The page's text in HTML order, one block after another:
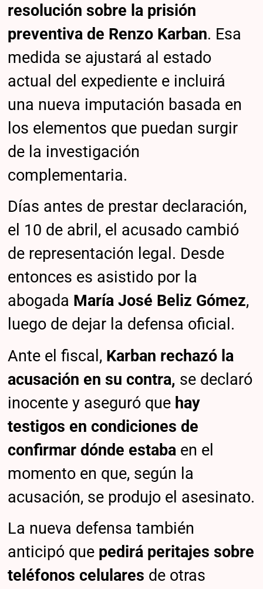
resolución sobre la prisión
preventiva de Renzo Karban. Esa
medida se ajustará al estado
actual del expediente e incluirá
una nueva imputación basada en
los elementos que puedan surgir
de la investigación
complementaria.
Días antes de prestar declaración,
el 10 de abril, el acusado cambió
de representación legal. Desde
entonces es asistido por la
abogada María José Beliz Gómez,
luego de dejar la defensa oficial.
Ante el fiscal, Karban rechazó la
acusación en su contra, se declaró
inocente y aseguró que hay
testigos en condiciones de
confirmar dónde estaba en el
momento en que, según la
acusación, se produjo el asesinato.
La nueva defensa también
anticipó que pedirá peritajes sobre
teléfonos celulares de otras